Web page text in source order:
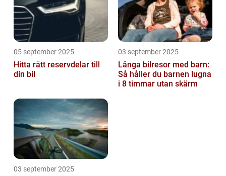
05 september 2025
Hitta rätt reservdelar till
din bil
03 september 2025
Långa bilresor med barn:
Så håller du barnen lugna
i 8 timmar utan skärm
03 september 2025